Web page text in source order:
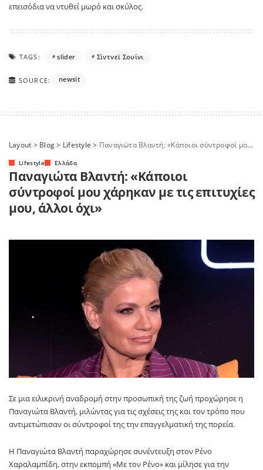
επεισόδια να ντυθεί μωρό και σκύλος.
TAGS: slider Σίντνεϊ Σουίνι
SOURCE: newsit
Layout > Blog> Lifestyle > Παναγιώτα Βλαντή: «Κάποιοι σύντροφοί μου χάρηκαν με τις επιτυχίες μου, άλλοι όχι»
Lifestyle Ελλάδα
Παναγιώτα Βλαντή: «Κάποιοι
σύντροφοί μου χάρηκαν με τις επιτυχίες
μου, άλλοι όχι»
Σε μια ειλικρινή αναδρομή στην προσωπική της ζωή προχώρησε η
Παναγιώτα Βλαντή, μιλώντας για τις σχέσεις της και τον τρόπο που
αντιμετώπισαν οι σύντροφοί της την επαγγελματική της πορεία.
Η Παναγιώτα Βλαντή παραχώρησε συνέντευξη στον Ρένο
Χαραλαμπίδη, στην εκπομπή «Με τον Ρένο» και μίλησε για την